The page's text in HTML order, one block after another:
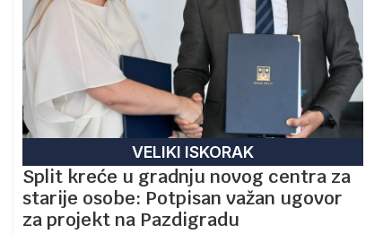
VELIKI ISKORAK
Split kreće u gradnju novog centra za
starije osobe: Potpisan važan ugovor
za projekt na Pazdigradu